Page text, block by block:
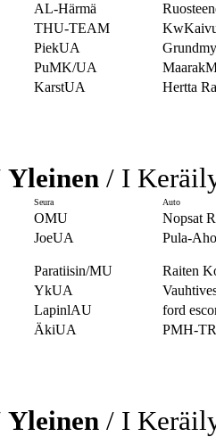
AL-Härmä
THU-TEAM
PiekUA
PuMK/UA
KarstUA Hertta
Yleinen / I
Seura
Auto
OMU Nopsat
JoeUA Pula-
Paratiisin/MU Raiten
YkUA
LapinlAU ford
ÄkiUA PMH-
Yleinen / I